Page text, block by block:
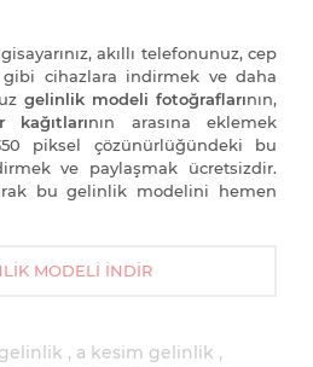
akıllı telefonunuz, cep
cihazlara indirmek ve daha
gelinlik modeli fotoğraflarının,
nın arasına eklemek
piksel çözünürlüğündeki bu
ve paylaşmak ücretsizdir.
bu gelinlik modelini hemen
MODELI İNDIR
a kesim gelinlik